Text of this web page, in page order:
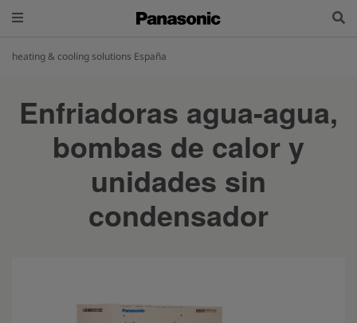
heating & cooling solutions España
Enfriadoras agua-agua,
bombas de calor y
unidades sin
condensador